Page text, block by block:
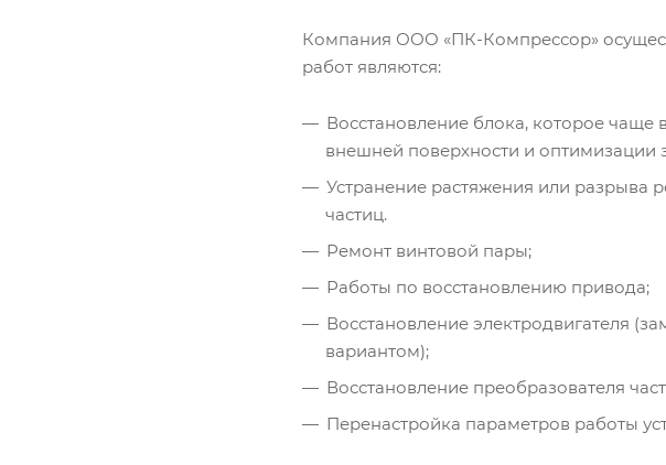
Компания ООО «ПК-Компрессор»
работ являются:
Восстановление блока, которое чаще
внешней поверхности и оптимизации
Устранение растяжения или разрыва
частиц.
Ремонт винтовой пары;
Работы по восстановлению привода;
Восстановление электродвигателя
вариантом);
Восстановление преобразователя
Перенастройка параметров работы